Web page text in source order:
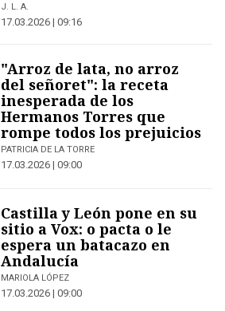
J. L. A.
17.03.2026 | 09:16
"Arroz de lata, no arroz
del señoret": la receta
inesperada de los
Hermanos Torres que
rompe todos los prejuicios
PATRICIA DE LA TORRE
17.03.2026 | 09:00
Castilla y León pone en su
sitio a Vox: o pacta o le
espera un batacazo en
Andalucía
MARIOLA LÓPEZ
17.03.2026 | 09:00